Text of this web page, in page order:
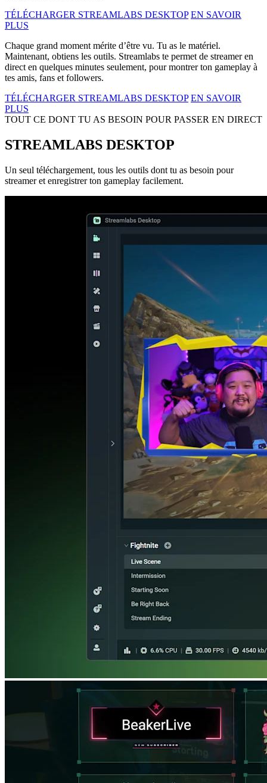
TÉLÉCHARGER STREAMLABS DESKTOP EN SAVOIR
PLUS
Chaque grand moment mérite d’être vu. Tu as le matériel.
Maintenant, obtiens les outils. Streamlabs te permet de streamer en
direct en quelques minutes seulement, pour montrer ton gameplay à
tes amis, fans et followers.
TÉLÉCHARGER STREAMLABS DESKTOP EN SAVOIR
PLUS
TOUT CE DONT TU AS BESOIN POUR PASSER EN DIRECT
STREAMLABS DESKTOP
Un seul téléchargement, tous les outils dont tu as besoin pour
streamer et enregistrer ton gameplay facilement.